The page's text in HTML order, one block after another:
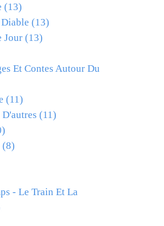
(13)
(13)
Jour (13)
Et Contes Autour Du
(11)
D'autres (11)
(8)
- Le Train Et La